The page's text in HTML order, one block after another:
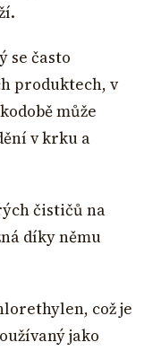
se často
produktech, v
může
v krku a
čističů na
díky němu
což je
jako